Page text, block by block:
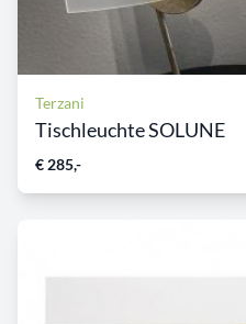
Terzani
Tischleuchte SOLUNE
€ 285,-